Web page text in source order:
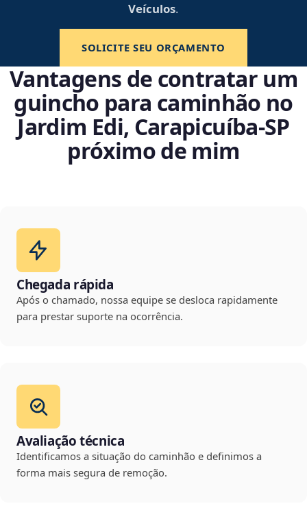
Veículos.
SOLICITE SEU ORÇAMENTO
Vantagens de contratar um
guincho para caminhão no
Jardim Edi, Carapicuíba‑SP
próximo de mim
Chegada rápida
Após o chamado, nossa equipe se desloca rapidamente
para prestar suporte na ocorrência.
Avaliação técnica
Identificamos a situação do caminhão e definimos a
forma mais segura de remoção.